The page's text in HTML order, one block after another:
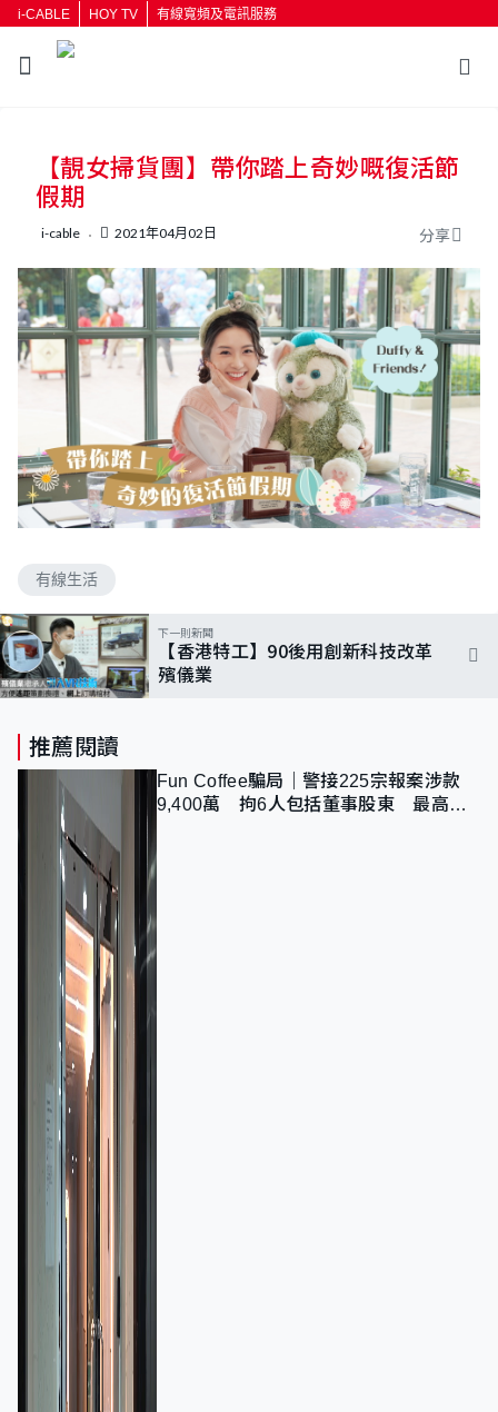
i-CABLE HOY TV 有線寬頻及電訊服務
按輸入鍵開始搜尋
【靚女掃貨團】帶你踏上奇妙嘅復活節
假期
i-cable 2021年04月02日 分享
有線生活
下一則新聞
【香港特工】90後用創新科技改革
殯儀業
推薦閱讀
Fun Coffee騙局｜警接225宗報案涉款
9,400萬 拘6人包括董事股東 最高金